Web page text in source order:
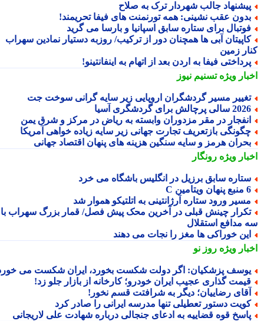
جالب شهردار ترک به صلاح
عقب نشینی: همه تورنمنت های فیفا تحریمند!
برای ستاره سابق اسپانیا و بارسا می گرید
آبی ها همچنان دور از ترکیب/ روزبه دستیار نمادین سهراب
زمین
فیفا به اردن بعد از اتهام به اینفانتینو!
ویژهتسنیم نیوز
مسیر گردشگران اروپایی زیر سایه گرانی سوخت جت
سالی پرچالش برای گردشگری آسیا
در مقر مزدوران وابسته به ریاض در مرکز و شرق یمن
بازتعریف تجارت جهانی زیر سایه زیاده خواهی آمریکا
هرمز و سایه سنگین هزینه های پنهان اقتصاد جهانی
ویژهرونگار
سابق برزیل در انگلیس باشگاه می خرد
ورود ستاره آرژانتینی به اتلتیکو هموار شد
چینش قبلی در آخرین محک پیش فصل/ قمار بزرگ سهراب با
مدافع استقلال
خوراکی ها مغز را نجات می دهند
ویژهروز نو
پزشکیان: اگر دولت شکست بخورد، ایران شکست می خورد
گذاری عجیب ایران خودرو؛ کارخانه از بازار جلو زد!
رضاییان؛ دیگر به شرافتت قسم نخور!
دستور تعطیلی تنها مدرسه ایرانی را صادر کرد
قوه قضاییه به ادعای جنجالی درباره شهادت علی لاریجانی